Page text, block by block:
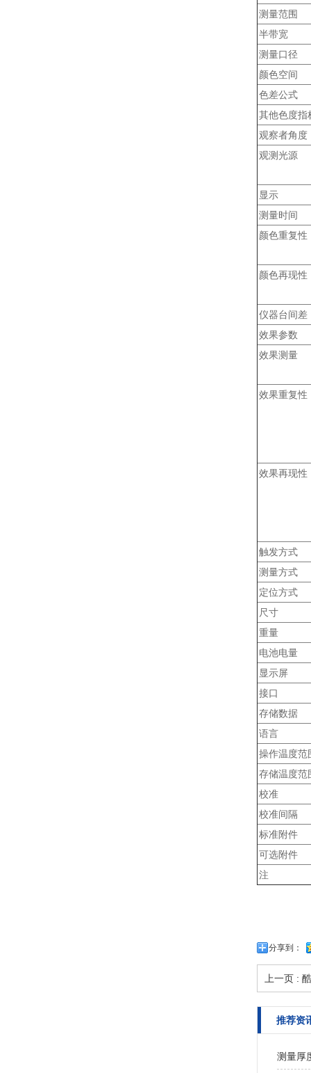
测量范围
半带宽
测量口径
颜色空间
色差公式
其他色度指
观察者角度
观测光源
显示
测量时间
颜色重复性
颜色再现性
仪器台间差
效果参数
效果测量
效果重复性
效果再现性
触发方式
测量方式
定位方式
尺寸
重量
电池电量
显示屏
接口
存储数据
语言
操作温度范
存储温度范
校准
校准间隔
标准附件
可选附件
注
分享到：
上一页 :
推荐资
测量厚